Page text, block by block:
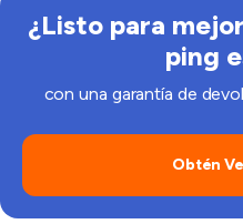
¿Listo para
ping
con una garantía de
Obtén